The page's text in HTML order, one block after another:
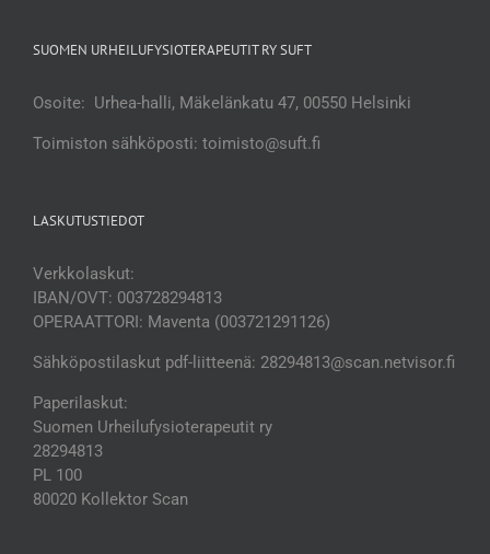
SUOMEN URHEILUFYSIOTERAPEUTIT RY SUFT
Osoite: Urhea-halli, Mäkelänkatu 47, 00550 Helsinki
Toimiston sähköposti: toimisto@suft.fi
LASKUTUSTIEDOT
Verkkolaskut:
IBAN/OVT: 003728294813
OPERAATTORI: Maventa (003721291126)
Sähköpostilaskut pdf-liitteenä: 28294813@scan.netvisor.fi
Paperilaskut:
Suomen Urheilufysioterapeutit ry
28294813
PL 100
80020 Kollektor Scan